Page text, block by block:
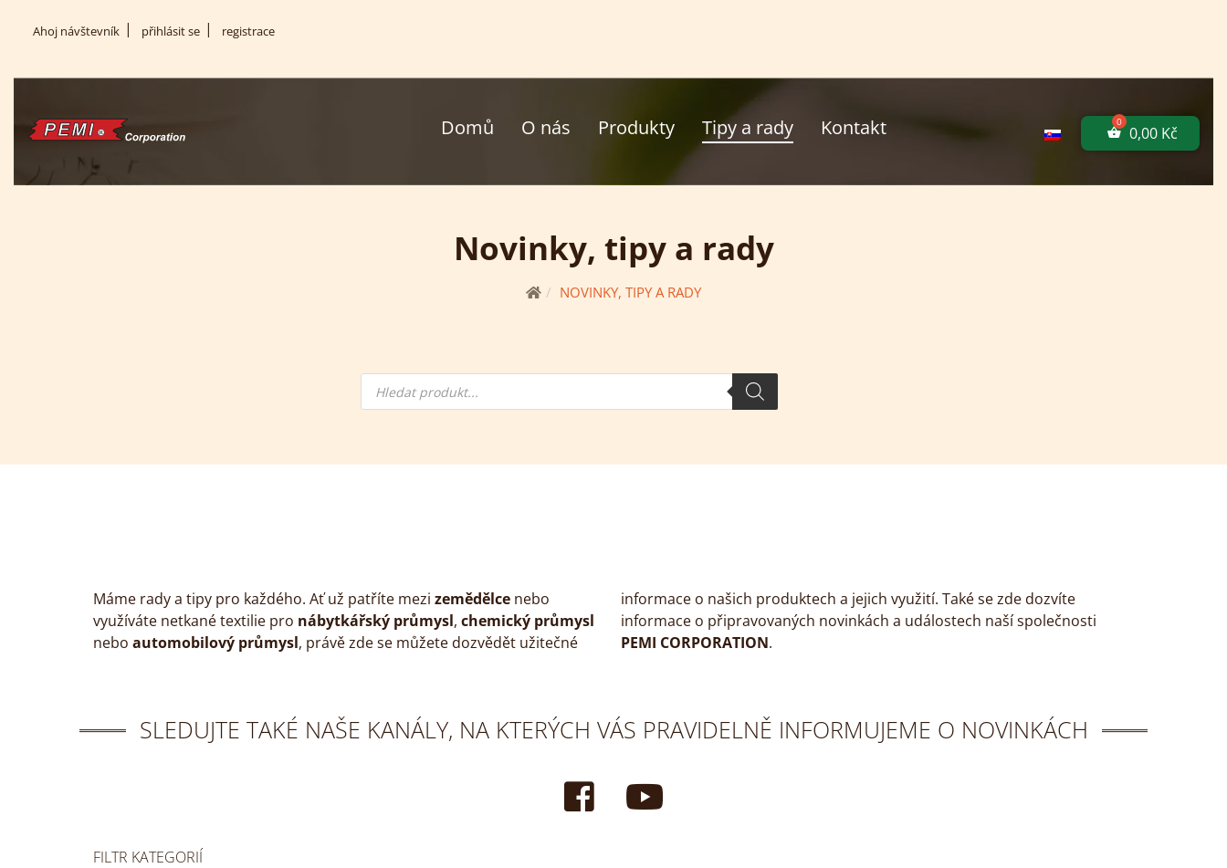
Ahoj návštevník přihlásit se (current)
registrace
Domů O nás Produkty Tipy a rady Kontakt 0,00 Kč
Novinky, tipy a rady
NOVINKY, TIPY A RADY
Hledání
produktů
Máme rady a tipy pro každého. Ať už patříte mezi zemědělce nebo
využíváte netkané textilie pro nábytkářský průmysl, chemický průmysl
nebo automobilový průmysl, právě zde se můžete dozvědět užitečné
informace o našich produktech a jejich využití. Také se zde dozvíte
informace o připravovaných novinkách a událostech naší společnosti
PEMI CORPORATION.
SLEDUJTE TAKÉ NAŠE KANÁLY, NA KTERÝCH VÁS PRAVIDELNĚ INFORMUJEME O NOVINKÁCH
FILTR KATEGORIÍ